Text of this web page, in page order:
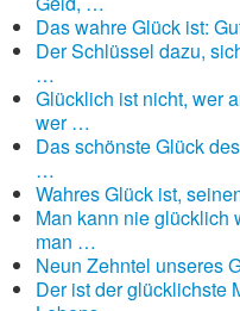
Das wahre Glück ist:
Der Schlüssel dazu,
…
Glücklich ist nicht, wer
wer …
Das schönste Glück
…
Wahres Glück ist,
Man kann nie glücklich
man …
Neun Zehntel unseres
Der ist der glücklichste